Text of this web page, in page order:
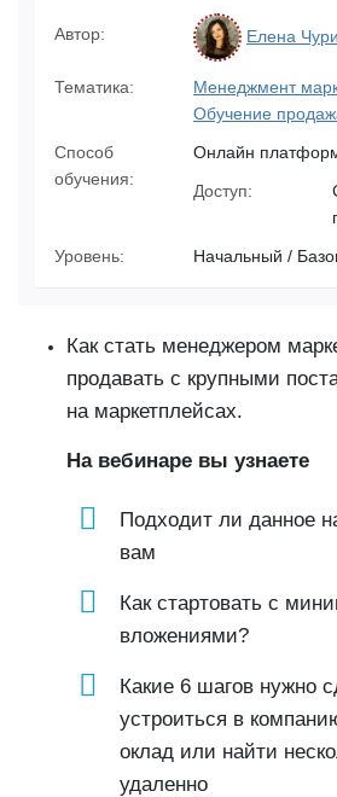
Автор: Елена
Тематика: Менеджмент
Обучение
Способ
обучения:
Онлайн
Доступ:
Уровень:
Начальный /
Как стать менеджером
продавать с крупными
на маркетплейсах.
На вебинаре вы узнаете
Подходит ли данное
вам
Как стартовать с
вложениями?
Какие 6 шагов нужно
устроиться в
оклад или найти
удаленно